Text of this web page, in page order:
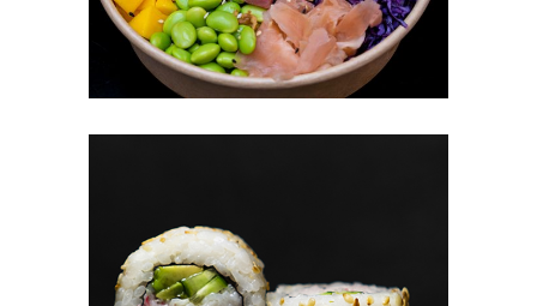
12.50€
В КОРЗИНУ